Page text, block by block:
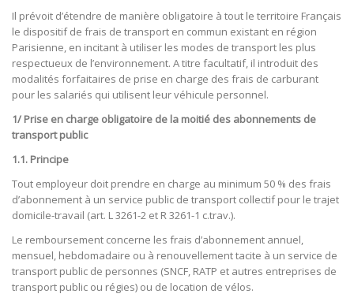
Il prévoit d’étendre de manière obligatoire à tout le territoire Français
le dispositif de frais de transport en commun existant en région
Parisienne, en incitant à utiliser les modes de transport les plus
respectueux de l’environnement. A titre facultatif, il introduit des
modalités forfaitaires de prise en charge des frais de carburant
pour les salariés qui utilisent leur véhicule personnel.
1/ Prise en charge obligatoire de la moitié des abonnements de
transport public
1.1. Principe
Tout employeur doit prendre en charge au minimum 50 % des frais
d’abonnement à un service public de transport collectif pour le trajet
domicile-travail (art. L 3261-2 et R 3261-1 c.trav.).
Le remboursement concerne les frais d’abonnement annuel,
mensuel, hebdomadaire ou à renouvellement tacite à un service de
transport public de personnes (SNCF, RATP et autres entreprises de
transport public ou régies) ou de location de vélos.